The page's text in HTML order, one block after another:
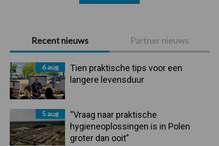
Primaire
Sidebar
Recent nieuws Partner nieuws
6 aug
Tien praktische tips voor een
langere levensduur
5 aug
“Vraag naar praktische
hygieneoplossingen is in Polen
groter dan ooit”